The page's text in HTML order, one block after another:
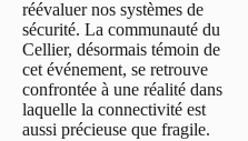
réévaluer nos systèmes de
sécurité. La communauté du
Cellier, désormais témoin de
cet événement, se retrouve
confrontée à une réalité dans
laquelle la connectivité est
aussi précieuse que fragile.